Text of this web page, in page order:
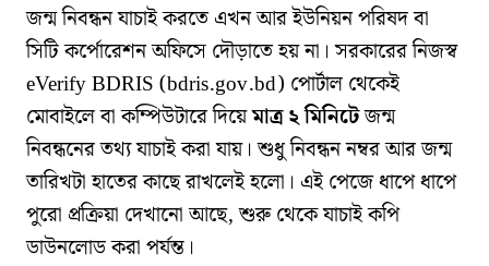
জন্ম নিবন্ধন যাচাই করতে এখন আর ইউনিয়ন পরিষদ বা
সিটি কর্পোরেশন অফিসে দৌড়াতে হয় না। সরকারের নিজস্ব
eVerify BDRIS (bdris.gov.bd) পোর্টাল থেকেই
মোবাইলে বা কম্পিউটারে দিয়েমাত্র ২ মিনিটেজন্ম
নিবন্ধনের তথ্য যাচাই করা যায়। শুধু নিবন্ধন নম্বর আর জন্ম
তারিখটা হাতের কাছে রাখলেই হলো। এই পেজে ধাপে ধাপে
পুরো প্রক্রিয়া দেখানো আছে, শুরু থেকে যাচাই কপি
ডাউনলোড করা পর্যন্ত।